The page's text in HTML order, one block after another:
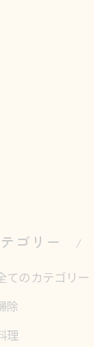
ゴリー
てのカテゴリー
除
理